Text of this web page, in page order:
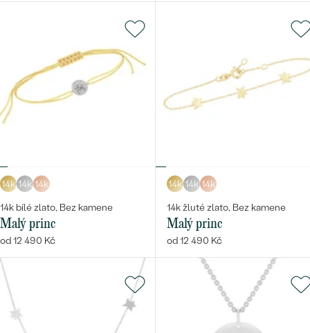
14k 14k 14k
14k bílé zlato, Bez kamene
Malý princ
od 12 490 Kč
14k 14k 14k
14k žluté zlato, Bez kamene
Malý princ
od 12 490 Kč